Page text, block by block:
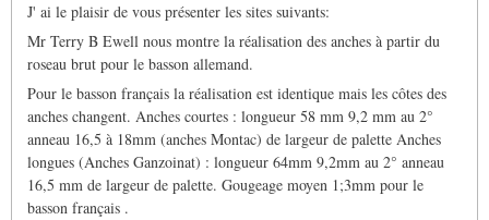
J' ai le plaisir de vous présenter les sites suivants:
Mr Terry B Ewell nous montre la réalisation des anches à partir du
roseau brut pour le basson allemand.
Pour le basson français la réalisation est identique mais les côtes des
anches changent. Anches courtes : longueur 58 mm 9,2 mm au 2°
anneau 16,5 à 18mm (anches Montac) de largeur de palette Anches
longues (Anches Ganzoinat) : longueur 64mm 9,2mm au 2° anneau
16,5 mm de largeur de palette. Gougeage moyen 1;3mm pour le
basson français .